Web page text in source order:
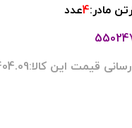
مادر:4عدد
قیمت این کالا:404.09